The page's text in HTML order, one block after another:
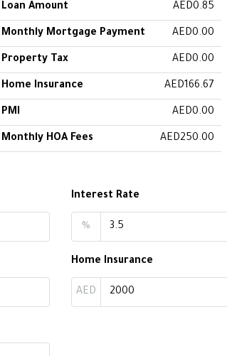
Loan Amount AED0.85
Monthly Mortgage Payment AED0.00
Property Tax AED0.00
Home Insurance AED166.67
PMI AED0.00
Monthly HOA Fees AED250.00
Interest Rate
%
Home Insurance
AED